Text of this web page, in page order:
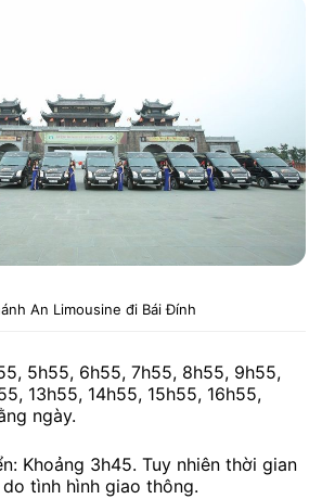
An Limousine đi Bái Đính
5h55, 6h55, 7h55, 8h55, 9h55,
13h55, 14h55, 15h55, 16h55,
ngày.
Khoảng 3h45. Tuy nhiên thời gian
tình hình giao thông.